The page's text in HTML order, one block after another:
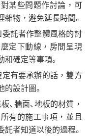
某些問題作討論，可
物，避免延長時間。
委託者作整體風格的討
定下動線，房間呈現
確定等事項。
定有要承辦的話，雙方
設計圖。
、牆面、地板的材質，
有的施工事項，並且
者知道以後的過程。